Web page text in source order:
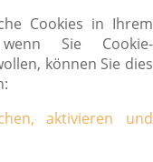
Cookies in Ihrem
Sie Cookie-
können Sie dies
aktivieren und